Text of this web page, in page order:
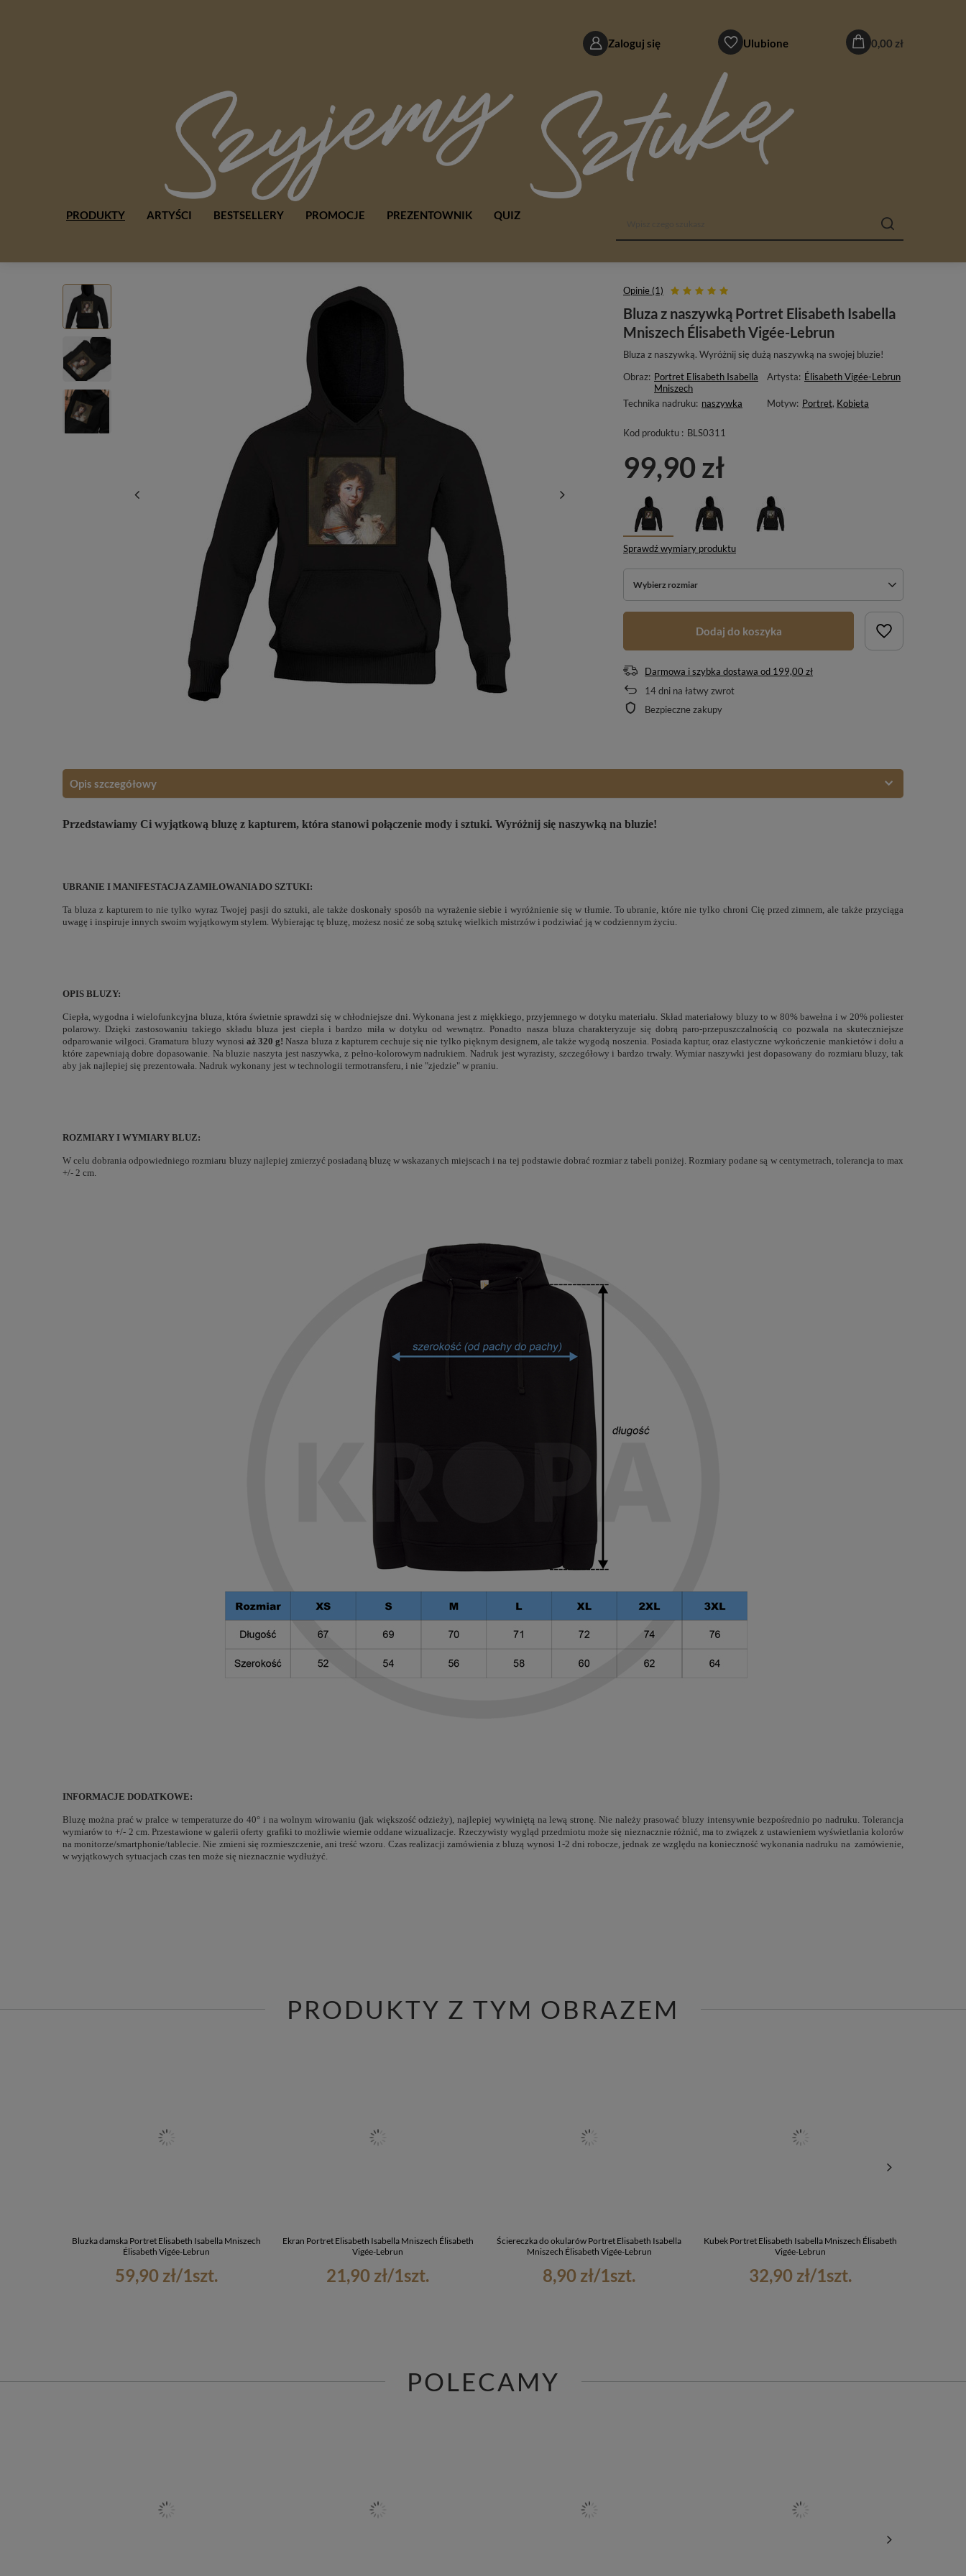
Zaloguj się Ulubione 0,00 zł
PRODUKTY ARTYŚCI BESTSELLERY PROMOCJE PREZENTOWNIK QUIZ
Opinie (1)
Bluza z naszywką Portret Elisabeth Isabella
Mniszech Élisabeth Vigée-Lebrun
Bluza z naszywką. Wyróżnij się dużą naszywką na swojej bluzie!
Obraz: Portret Elisabeth Isabella
Mniszech
Artysta: Élisabeth Vigée-Lebrun
Technika nadruku: naszywka Motyw: Portret, Kobieta
Kod produktu : BLS0311
99,90 zł
Sprawdź wymiary produktu
Wybierz rozmiar
Dodaj do koszyka
Darmowa i szybka dostawa od 199,00 zł
14dni na łatwy zwrot
Bezpieczne zakupy
Opis szczegółowy
Przedstawiamy Ci wyjątkową bluzę z kapturem, która stanowi połączenie mody i sztuki. Wyróżnij się naszywką na bluzie!
UBRANIE I MANIFESTACJA ZAMIŁOWANIA DO SZTUKI:
Ta bluza z kapturem to nie tylko wyraz Twojej pasji do sztuki, ale także doskonały sposób na wyrażenie siebie i wyróżnienie się w tłumie. To ubranie, które nie tylko chroni Cię przed zimnem, ale także przyciąga
uwagę i inspiruje innych swoim wyjątkowym stylem. Wybierając tę bluzę, możesz nosić ze sobą sztukę wielkich mistrzów i podziwiać ją w codziennym życiu.
OPIS BLUZY:
Ciepła, wygodna i wielofunkcyjna bluza, która świetnie sprawdzi się w chłodniejsze dni. Wykonana jest z miękkiego, przyjemnego w dotyku materiału. Skład materiałowy bluzy to w 80% bawełna i w 20% poliester
polarowy. Dzięki zastosowaniu takiego składu bluza jest ciepła i bardzo miła w dotyku od wewnątrz. Ponadto nasza bluza charakteryzuje się dobrą paro-przepuszczalnością co pozwala na skuteczniejsze
odparowanie wilgoci. Gramatura bluzy wynosi aż 320 g!Nasza bluza z kapturem cechuje się nie tylko pięknym designem, ale także wygodą noszenia. Posiada kaptur, oraz elastyczne wykończenie mankietów i dołu a
które zapewniają dobre dopasowanie. Na bluzie naszyta jest naszywka, z pełno-kolorowym nadrukiem. Nadruk jest wyrazisty, szczegółowy i bardzo trwały. Wymiar naszywki jest dopasowany do rozmiaru bluzy, tak
aby jak najlepiej się prezentowała. Nadruk wykonany jest w technologii termotransferu, i nie "zjedzie" w praniu.
ROZMIARY I WYMIARY BLUZ:
W celu dobrania odpowiedniego rozmiaru bluzy najlepiej zmierzyć posiadaną bluzę w wskazanych miejscach i na tej podstawie dobrać rozmiar z tabeli poniżej. Rozmiary podane są w centymetrach, tolerancja to max
+/- 2 cm.
INFORMACJE DODATKOWE:
Bluzę można prać w pralce w temperaturze do 40° i na wolnym wirowaniu (jak większość odzieży), najlepiej wywiniętą na lewą stronę. Nie należy prasować bluzy intensywnie bezpośrednio po nadruku. Tolerancja
wymiarów to +/- 2 cm. Przestawione w galerii oferty grafiki to możliwie wiernie oddane wizualizacje. Rzeczywisty wygląd przedmiotu może się nieznacznie różnić, ma to związek z ustawieniem wyświetlania kolorów
na monitorze/smartphonie/tablecie. Nie zmieni się rozmieszczenie, ani treść wzoru. Czas realizacji zamówienia z bluzą wynosi 1-2 dni robocze, jednak ze względu na konieczność wykonania nadruku na zamówienie,
w wyjątkowych sytuacjach czas ten może się nieznacznie wydłużyć.
PRODUKTY Z TYM OBRAZEM
Bluzka damska Portret Elisabeth Isabella Mniszech
Élisabeth Vigée-Lebrun
59,90 zł/1szt.
Ekran Portret Elisabeth Isabella Mniszech Élisabeth
Vigée-Lebrun
21,90 zł/1szt.
Ściereczka do okularów Portret Elisabeth Isabella
Mniszech Élisabeth Vigée-Lebrun
8,90 zł/1szt.
Kubek Portret Elisabeth Isabella Mniszech Élisabeth
Vigée-Lebrun
32,90 zł/1szt.
POLECAMY